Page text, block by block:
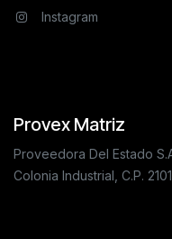
Instagram
Provex Matriz
Proveedora Del Estado
Colonia Industrial, C.P.